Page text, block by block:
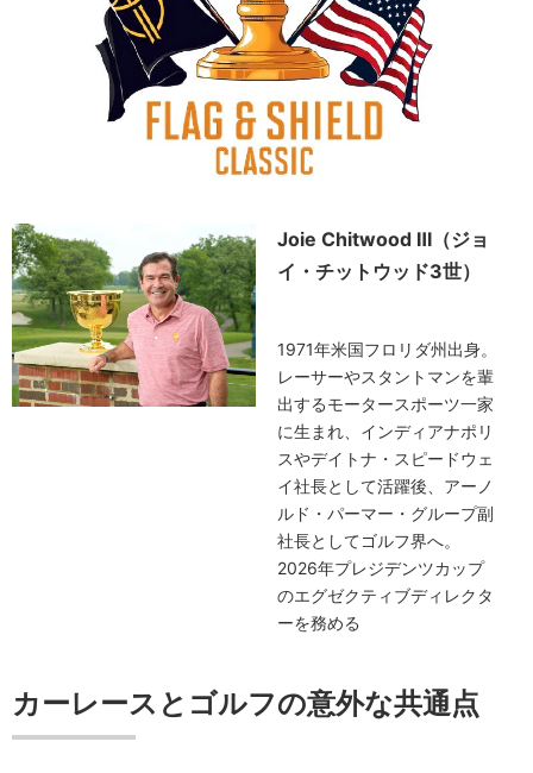
Joie Chitwood Ⅲ（ジョ
イ・チットウッド3世）
1971年米国フロリダ州出身。
レーサーやスタントマンを輩
出するモータースポーツ一家
に生まれ、インディアナポリ
スやデイトナ・スピードウェ
イ社長として活躍後、アーノ
ルド・パーマー・グループ副
社長としてゴルフ界へ。
2026年プレジデンツカップ
のエグゼクティブディレクタ
ーを務める
カーレースとゴルフの意外な共通点